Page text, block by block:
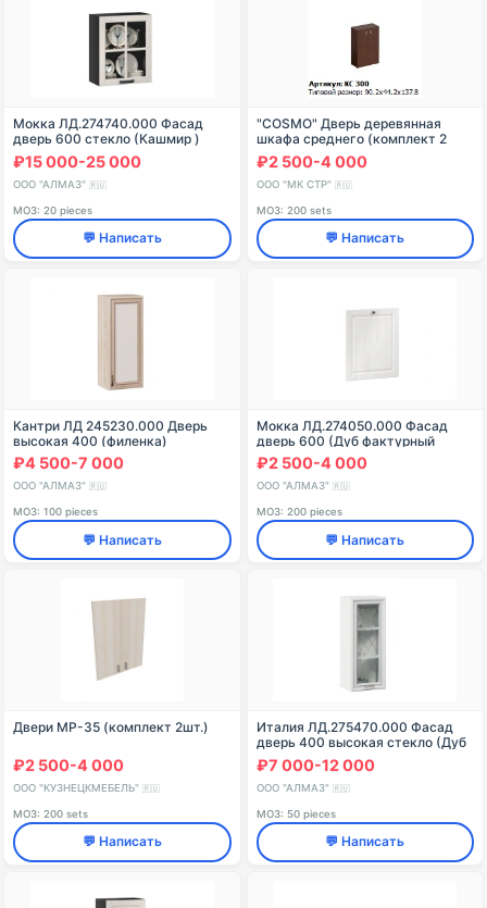
Мокка ЛД.274740.000 Фасад
дверь 600 стекло (Кашмир )
₽15 000-25 000
ООО "АЛМАЗ" 🇷🇺
МОЗ: 20 pieces
💬 Написать
"COSMO" Дверь деревянная
шкафа среднего (комплект 2
шт.) артикул КС 831
₽2 500-4 000
ООО "МК СТР" 🇷🇺
МОЗ: 200 sets
💬 Написать
Кантри ЛД 245230.000 Дверь
высокая 400 (филенка)
₽4 500-7 000
ООО "АЛМАЗ" 🇷🇺
МОЗ: 100 pieces
💬 Написать
Мокка ЛД.274050.000 Фасад
дверь 600 (Дуб фактурный
белый )
₽2 500-4 000
ООО "АЛМАЗ" 🇷🇺
МОЗ: 200 pieces
💬 Написать
Двери МР-35 (комплект 2шт.)
₽2 500-4 000
ООО "КУЗНЕЦКМЕБЕЛЬ" 🇷🇺
МОЗ: 200 sets
💬 Написать
Италия ЛД.275470.000 Фасад
дверь 400 высокая стекло (Дуб
светлый )
₽7 000-12 000
ООО "АЛМАЗ" 🇷🇺
МОЗ: 50 pieces
💬 Написать